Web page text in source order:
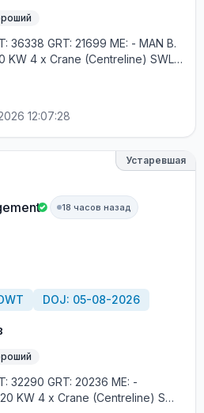
36338 GRT: 21699 ME: - MAN B.
KW 4 x Crane (Centreline) SWL
1 CONTRACT IN RANK
12:07:28
Устаревшая
18 часов назад
DOJ: 05-08-2026
32290 GRT: 20236 ME: -
KW 4 x Crane (Centreline) SWL